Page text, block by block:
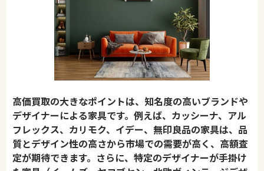
高価買取の大きなポイントは、知名度の高いブランドや
デザイナーによる家具です。例えば、カッシーナ、アル
フレックス、カリモク、イデー、無印良品の家具は、品
質とデザイン性の高さから市場での需要が高く、高額査
定が期待できます。さらに、特定のデザイナーが手掛け